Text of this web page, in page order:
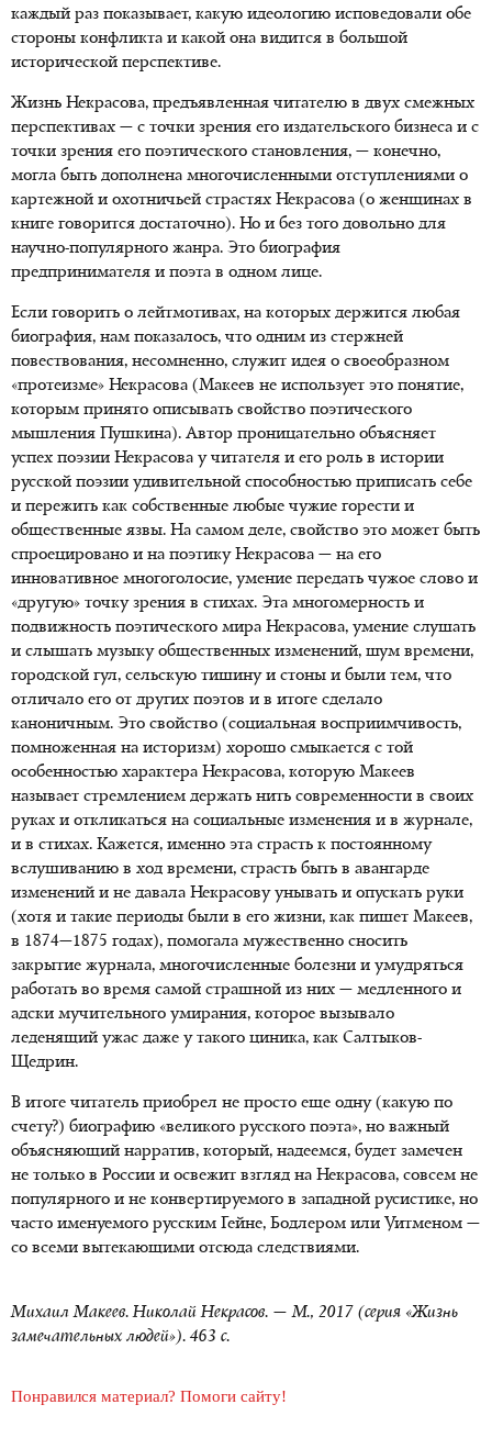
каждый раз показывает, какую идеологию исповедовали обе
стороны конфликта и какой она видится в большой
исторической перспективе.
Жизнь Некрасова, предъявленная читателю в двух смежных
перспективах — с точки зрения его издательского бизнеса и с
точки зрения его поэтического становления, — конечно,
могла быть дополнена многочисленными отступлениями о
картежной и охотничьей страстях Некрасова (о женщинах в
книге говорится достаточно). Но и без того довольно для
научно-популярного жанра. Это биография
предпринимателя и поэта в одном лице.
Если говорить о лейтмотивах, на которых держится любая
биография, нам показалось, что одним из стержней
повествования, несомненно, служит идея о своеобразном
«протеизме» Некрасова (Макеев не использует это понятие,
которым принято описывать свойство поэтического
мышления Пушкина). Автор проницательно объясняет
успех поэзии Некрасова у читателя и его роль в истории
русской поэзии удивительной способностью приписать себе
и пережить как собственные любые чужие горести и
общественные язвы. На самом деле, свойство это может быть
спроецировано и на поэтику Некрасова — на его
инновативное многоголосие, умение передать чужое слово и
«другую» точку зрения в стихах. Эта многомерность и
подвижность поэтического мира Некрасова, умение слушать
и слышать музыку общественных изменений, шум времени,
городской гул, сельскую тишину и стоны и были тем, что
отличало его от других поэтов и в итоге сделало
каноничным. Это свойство (социальная восприимчивость,
помноженная на историзм) хорошо смыкается с той
особенностью характера Некрасова, которую Макеев
называет стремлением держать нить современности в своих
руках и откликаться на социальные изменения и в журнале,
и в стихах. Кажется, именно эта страсть к постоянному
вслушиванию в ход времени, страсть быть в авангарде
изменений и не давала Некрасову унывать и опускать руки
(хотя и такие периоды были в его жизни, как пишет Макеев,
в 1874—1875 годах), помогала мужественно сносить
закрытие журнала, многочисленные болезни и умудряться
работать во время самой страшной из них — медленного и
адски мучительного умирания, которое вызывало
леденящий ужас даже у такого циника, как Салтыков-
Щедрин.
В итоге читатель приобрел не просто еще одну (какую по
счету?) биографию «великого русского поэта», но важный
объясняющий нарратив, который, надеемся, будет замечен
не только в России и освежит взгляд на Некрасова, совсем не
популярного и не конвертируемого в западной русистике, но
часто именуемого русским Гейне, Бодлером или Уитменом —
со всеми вытекающими отсюда следствиями.
Михаил Макеев. Николай Некрасов. — М., 2017 (серия «Жизнь
замечательных людей»). 463 с.
Понравился материал? Помоги сайту!